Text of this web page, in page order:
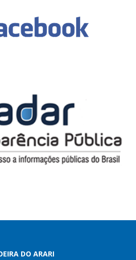
DO ARARI